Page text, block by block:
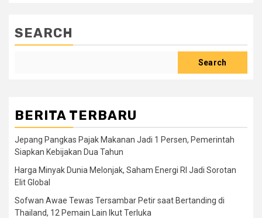
SEARCH
Search
BERITA TERBARU
Jepang Pangkas Pajak Makanan Jadi 1 Persen, Pemerintah
Siapkan Kebijakan Dua Tahun
Harga Minyak Dunia Melonjak, Saham Energi RI Jadi Sorotan
Elit Global
Sofwan Awae Tewas Tersambar Petir saat Bertanding di
Thailand, 12 Pemain Lain Ikut Terluka